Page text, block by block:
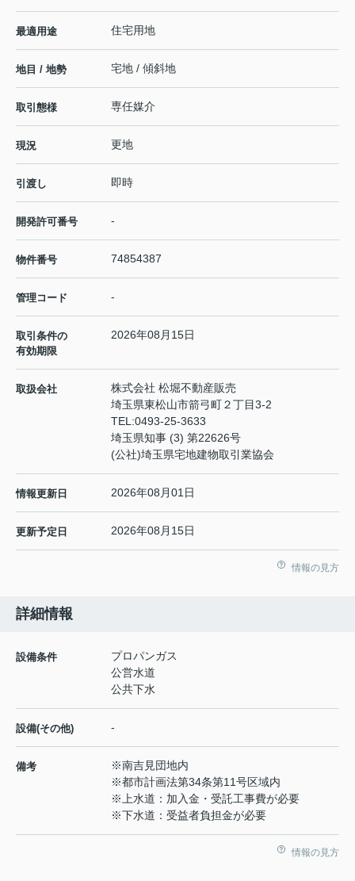
最適用途 住宅用地
地目 / 地勢 宅地 / 傾斜地
取引態様 専任媒介
現況 更地
引渡し 即時
開発許可番号 -
物件番号 74854387
管理コード -
取引条件の
有効期限
2026年08月15日
取扱会社
株式会社 松堀不動産販売
埼玉県東松山市箭弓町２丁目3-2
TEL:0493-25-3633
埼玉県知事 (3) 第22626号
(公社)埼玉県宅地建物取引業協会
情報更新日 2026年08月01日
更新予定日 2026年08月15日
情報の見方
詳細情報
設備条件
プロパンガス
公営水道
公共下水
設備(その他) -
備考
※南吉見団地内
※都市計画法第34条第11号区域内
※上水道：加入金・受託工事費が必要
※下水道：受益者負担金が必要
情報の見方